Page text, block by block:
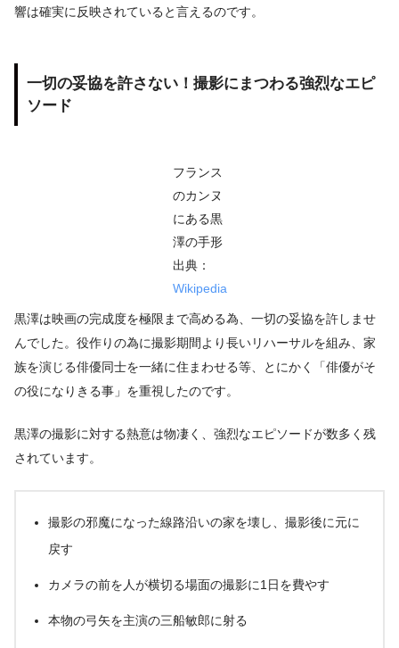
響は確実に反映されていると言えるのです。
一切の妥協を許さない！撮影にまつわる強烈なエピ
ソード
フランス
のカンヌ
にある黒
澤の手形
出典：
Wikipedia
黒澤は映画の完成度を極限まで高める為、一切の妥協を許しませ
んでした。役作りの為に撮影期間より長いリハーサルを組み、家
族を演じる俳優同士を一緒に住まわせる等、とにかく「俳優がそ
の役になりきる事」を重視したのです。
黒澤の撮影に対する熱意は物凄く、強烈なエピソードが数多く残
されています。
撮影の邪魔になった線路沿いの家を壊し、撮影後に元に
戻す
カメラの前を人が横切る場面の撮影に1日を費やす
本物の弓矢を主演の三船敏郎に射る